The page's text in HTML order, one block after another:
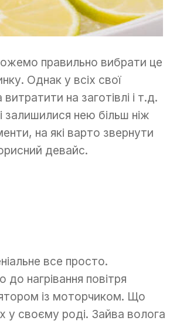
правильно вибрати це
Однак у всіх свої
на заготівлі і т.д.
залишилися нею більш ніж
на які варто звернути
девайс.
все просто.
до нагрівання повітря
із моторчиком. Що
у своєму роді. Зайва волога